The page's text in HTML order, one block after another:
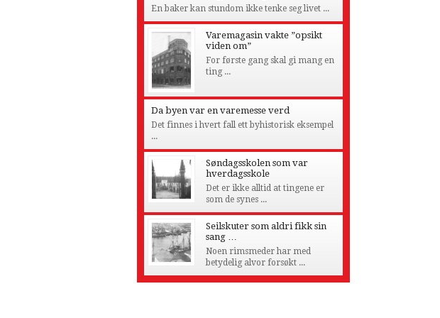
En baker kan stundom ikke tenke seg livet ...
Varemagasin vakte ”opsikt
viden om”
For første gang skal gi mang en
ting ...
Da byen var en varemesse verd
Det finnes i hvert fall ett byhistorisk eksempel
...
Søndagsskolen som var
hverdagsskole
Det er ikke alltid at tingene er
som de synes ...
Seilskuter som aldri fikk sin
sang …
Noen rimsmeder har med
betydelig alvor forsøkt ...